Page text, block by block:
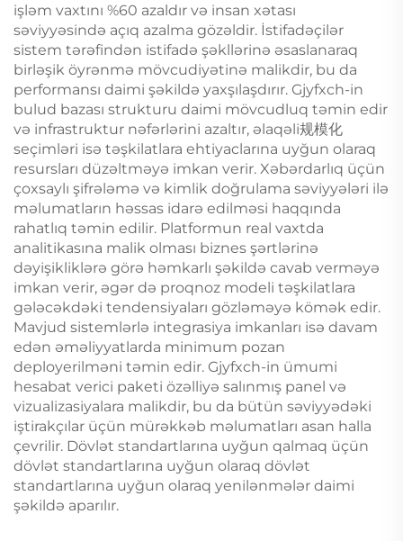
işləm vaxtını %60 azaldır və insan xətası
səviyyəsində açıq azalma gözəldir. İstifadəçilər
sistem tərəfindən istifadə şəkllərinə əsaslanaraq
birləşik öyrənmə mövcudiyətinə malikdir, bu da
performansı daimi şəkildə yaxşılaşdırır. Gjyfxch-in
bulud bazası strukturu daimi mövcudluq təmin edir
və infrastruktur nəfərlərini azaltır, əlaqəli规模化
seçimləri isə təşkilatlara ehtiyaclarına uyğun olaraq
resursları düzəltməyə imkan verir. Xəbərdarlıq üçün
çoxsaylı şifrələmə və kimlik doğrulama səviyyələri ilə
məlumatların həssas idarə edilməsi haqqında
rahatlıq təmin edilir. Platformun real vaxtda
analitikasına malik olması biznes şərtlərinə
dəyişikliklərə görə həmkarlı şəkildə cavab verməyə
imkan verir, əgər də proqnoz modeli təşkilatlara
gələcəkdəki tendensiyaları gözləməyə kömək edir.
Mavjud sistemlərlə integrasiya imkanları isə davam
edən əməliyyatlarda minimum pozan
deployerilməni təmin edir. Gjyfxch-in ümumi
hesabat verici paketi özəlliyə salınmış panel və
vizualizasiyalara malikdir, bu da bütün səviyyədəki
iştirakçılar üçün mürəkkəb məlumatları asan halla
çevrilir. Dövlət standartlarına uyğun qalmaq üçün
dövlət standartlarına uyğun olaraq dövlət
standartlarına uyğun olaraq yenilənmələr daimi
şəkildə aparılır.